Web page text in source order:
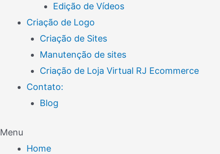
Edição de Vídeos
Criação de Logo
Criação de Sites
Manutenção de sites
Criação de Loja Virtual RJ Ecommerce
Contato:
Blog
Menu
Home